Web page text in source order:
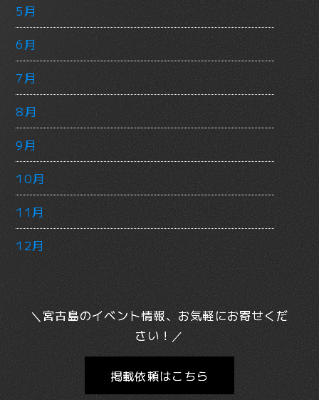
5月
6月
7月
8月
9月
10月
11月
12月
＼宮古島のイベント情報、お気軽にお寄せくだ
さい！／
掲載依頼はこちら